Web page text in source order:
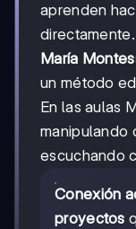
aprenden
directamente.
María
un método
En las aulas
manipulando
escuchando
Conexión
proyectos